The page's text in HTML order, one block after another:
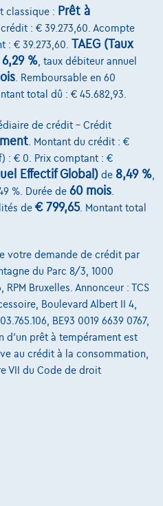
155cv mHEV AUTO
Automatique 114 kW ( 155 CV )
dernière mensualité de
véhicule
classique : Prêt à
crédit : € 39.273,60. Acompte
: € 39.273,60. TAEG (Taux
6,29 % , taux débiteur annuel
. Remboursable en 60
total dû : € 45.682,93.
de crédit – Crédit
. Montant du crédit : €
: € 0. Prix comptant : €
Effectif Global) de 8,49 %
%. Durée de 60 mois
de € 799,65. Montant total
votre demande de crédit par
du Parc 8/3, 1000
RPM Bruxelles. Annonceur : TCS
Boulevard Albert II 4,
BE93 0019 6639 0767,
d'un prêt à tempérament est
au crédit à la consommation,
VII du Code de droit